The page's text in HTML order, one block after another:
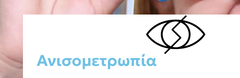
Ανισομετρωπία